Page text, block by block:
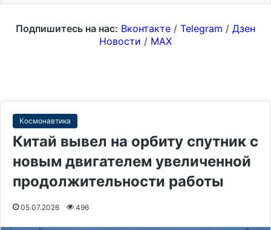
Подпишитесь на нас: Вконтакте / Telegram / Дзен
Новости / MAX